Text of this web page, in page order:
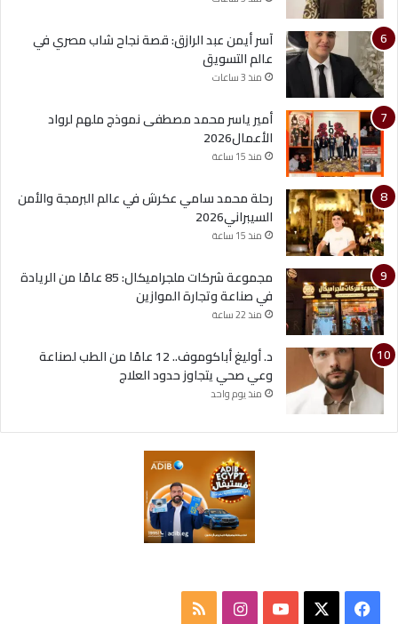
آسر أيمن عبد الرازق: قصة نجاح شاب مصري في
عالم التسويق
منذ 3 ساعات
أمير ياسر محمد مصطفى نموذج ملهم لرواد
الأعمال2026
منذ 15 ساعة
رحلة محمد سامي عكرش في عالم البرمجة والأمن
السيبراني2026
منذ 15 ساعة
مجموعة شركات ملجراميكال: 85 عامًا من الريادة
في صناعة وتجارة الموازين
منذ 22 ساعة
د. أوليغ أباكوموف.. 12 عامًا من الطب لصناعة
وعي صحي يتجاوز حدود العلاج
منذ يوم واحد
فيسبوك ‫YouTubeانستقرامملخص